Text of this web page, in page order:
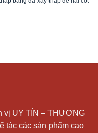
vị UY TÍN – THƯƠNG
tác các sản phẩm cao